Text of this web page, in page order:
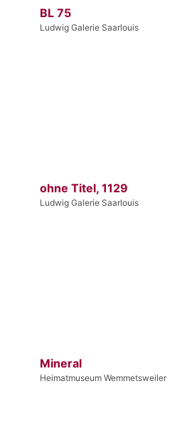
BL 75
Ludwig Galerie Saarlouis
ohne Titel, 1129
Ludwig Galerie Saarlouis
Mineral
Heimatmuseum Wemmetsweiler